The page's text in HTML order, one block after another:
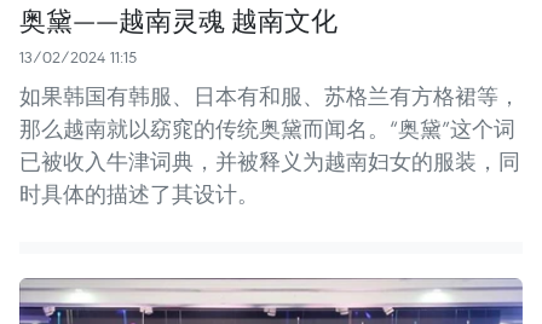
奥黛——越南灵魂 越南文化
13/02/2024 11:15
如果韩国有韩服、日本有和服、苏格兰有方格裙等，
那么越南就以窈窕的传统奥黛而闻名。“奥黛”这个词
已被收入牛津词典，并被释义为越南妇女的服装，同
时具体的描述了其设计。